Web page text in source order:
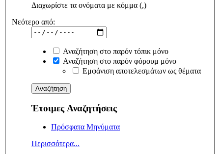
Διαχωρίστε τα ονόματα με κόμμα (,)
Νεότερο από:
Αναζήτηση στο παρόν τόπικ μόνο
Αναζήτηση στο παρόν φόρουμ μόνο
Εμφάνιση αποτελεσμάτων ως θέματα
Έτοιμες Αναζητήσεις
Πρόσφατα Μηνύματα
Περισσότερα...